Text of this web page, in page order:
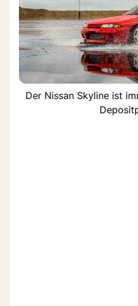
Der Nissan Skyline ist